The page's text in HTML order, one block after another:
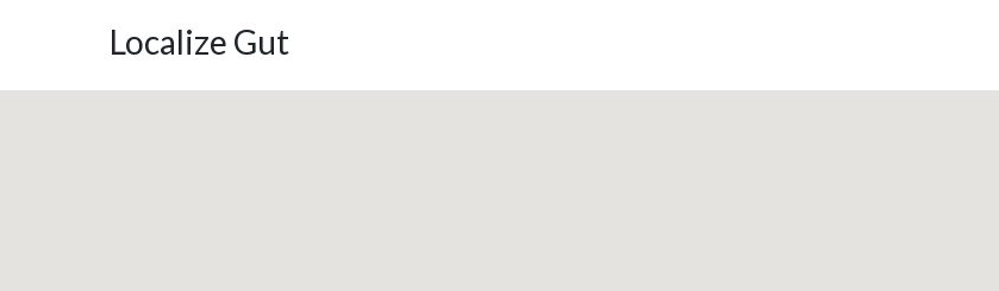
Localize Gut